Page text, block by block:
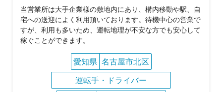
当営業所は大手企業様の敷地内にあり、構内移動や駅、自
宅への送迎によく利用頂いております。待機中心の営業で
すが、利用も多いため、運転地理が不安な方でも安心して
稼ぐことができます。
愛知県 名古屋市北区
運転手・ドライバー